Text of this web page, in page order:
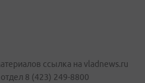
ссылка на vladnews.ru
8 (423) 249-8800